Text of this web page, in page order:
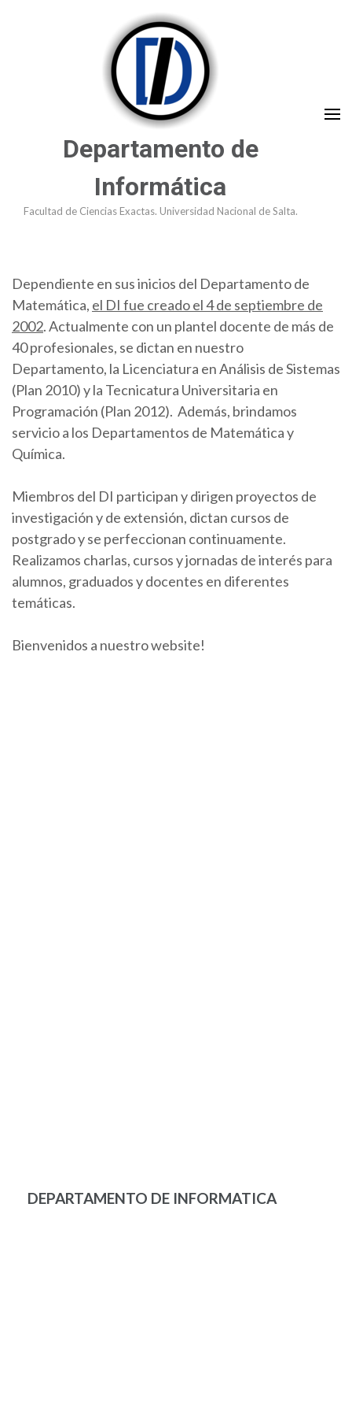
Departamento de
Informática
Facultad de Ciencias Exactas. Universidad Nacional de Salta.
Dependiente en sus inicios del Departamento de
Matemática, el DI fue creado el 4 de septiembre de
2002. Actualmente con un plantel docente de más de
40 profesionales, se dictan en nuestro
Departamento, la Licenciatura en Análisis de Sistemas
(Plan 2010) y la Tecnicatura Universitaria en
Programación (Plan 2012). Además, brindamos
servicio a los Departamentos de Matemática y
Química.
Miembros del DI participan y dirigen proyectos de
investigación y de extensión, dictan cursos de
postgrado y se perfeccionan continuamente.
Realizamos charlas, cursos y jornadas de interés para
alumnos, graduados y docentes en diferentes
temáticas.
Bienvenidos a nuestro website!
DEPARTAMENTO DE INFORMATICA